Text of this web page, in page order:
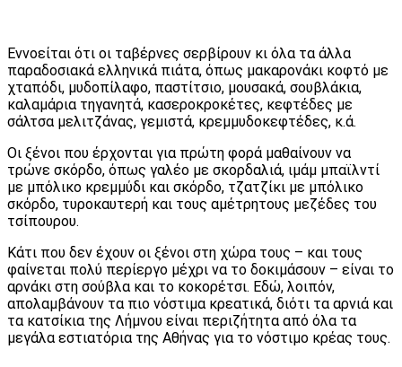
Εννοείται ότι οι ταβέρνες σερβίρουν κι όλα τα άλλα
παραδοσιακά ελληνικά πιάτα, όπως μακαρονάκι κοφτό με
χταπόδι, μυδοπίλαφο, παστίτσιο, μουσακά, σουβλάκια,
καλαμάρια τηγανητά, κασεροκροκέτες, κεφτέδες με
σάλτσα μελιτζάνας, γεμιστά, κρεμμυδοκεφτέδες, κ.ά.
Οι ξένοι που έρχονται για πρώτη φορά μαθαίνουν να
τρώνε σκόρδο, όπως γαλέο με σκορδαλιά, ιμάμ μπαϊλντί
με μπόλικο κρεμμύδι και σκόρδο, τζατζίκι με μπόλικο
σκόρδο, τυροκαυτερή και τους αμέτρητους μεζέδες του
τσίπουρου.
Κάτι που δεν έχουν οι ξένοι στη χώρα τους – και τους
φαίνεται πολύ περίεργο μέχρι να το δοκιμάσουν – είναι το
αρνάκι στη σούβλα και το κοκορέτσι. Εδώ, λοιπόν,
απολαμβάνουν τα πιο νόστιμα κρεατικά, διότι τα αρνιά και
τα κατσίκια της Λήμνου είναι περιζήτητα από όλα τα
μεγάλα εστιατόρια της Αθήνας για το νόστιμο κρέας τους.